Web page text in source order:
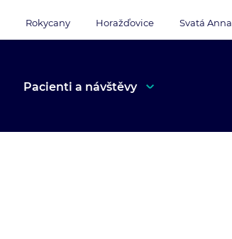
Rokycany Horažďovice Svatá Anna
Pacienti a návštěvy